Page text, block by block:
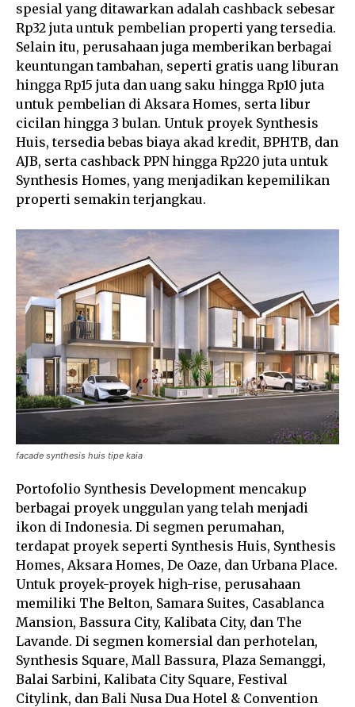
spesial yang ditawarkan adalah cashback sebesar
Rp32 juta untuk pembelian properti yang tersedia.
Selain itu, perusahaan juga memberikan berbagai
keuntungan tambahan, seperti gratis uang liburan
hingga Rp15 juta dan uang saku hingga Rp10 juta
untuk pembelian di Aksara Homes, serta libur
cicilan hingga 3 bulan. Untuk proyek Synthesis
Huis, tersedia bebas biaya akad kredit, BPHTB, dan
AJB, serta cashback PPN hingga Rp220 juta untuk
Synthesis Homes, yang menjadikan kepemilikan
properti semakin terjangkau.
facade synthesis huis tipe kaia
Portofolio Synthesis Development mencakup
berbagai proyek unggulan yang telah menjadi
ikon di Indonesia. Di segmen perumahan,
terdapat proyek seperti Synthesis Huis, Synthesis
Homes, Aksara Homes, De Oaze, dan Urbana Place.
Untuk proyek-proyek high-rise, perusahaan
memiliki The Belton, Samara Suites, Casablanca
Mansion, Bassura City, Kalibata City, dan The
Lavande. Di segmen komersial dan perhotelan,
Synthesis Square, Mall Bassura, Plaza Semanggi,
Balai Sarbini, Kalibata City Square, Festival
Citylink, dan Bali Nusa Dua Hotel & Convention